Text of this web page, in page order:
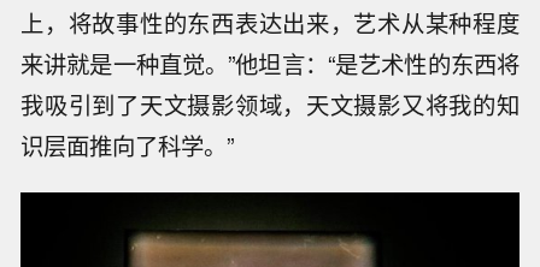
上，将故事性的东西表达出来，艺术从某种程度
来讲就是一种直觉。”他坦言：“是艺术性的东西将
我吸引到了天文摄影领域，天文摄影又将我的知
识层面推向了科学。”